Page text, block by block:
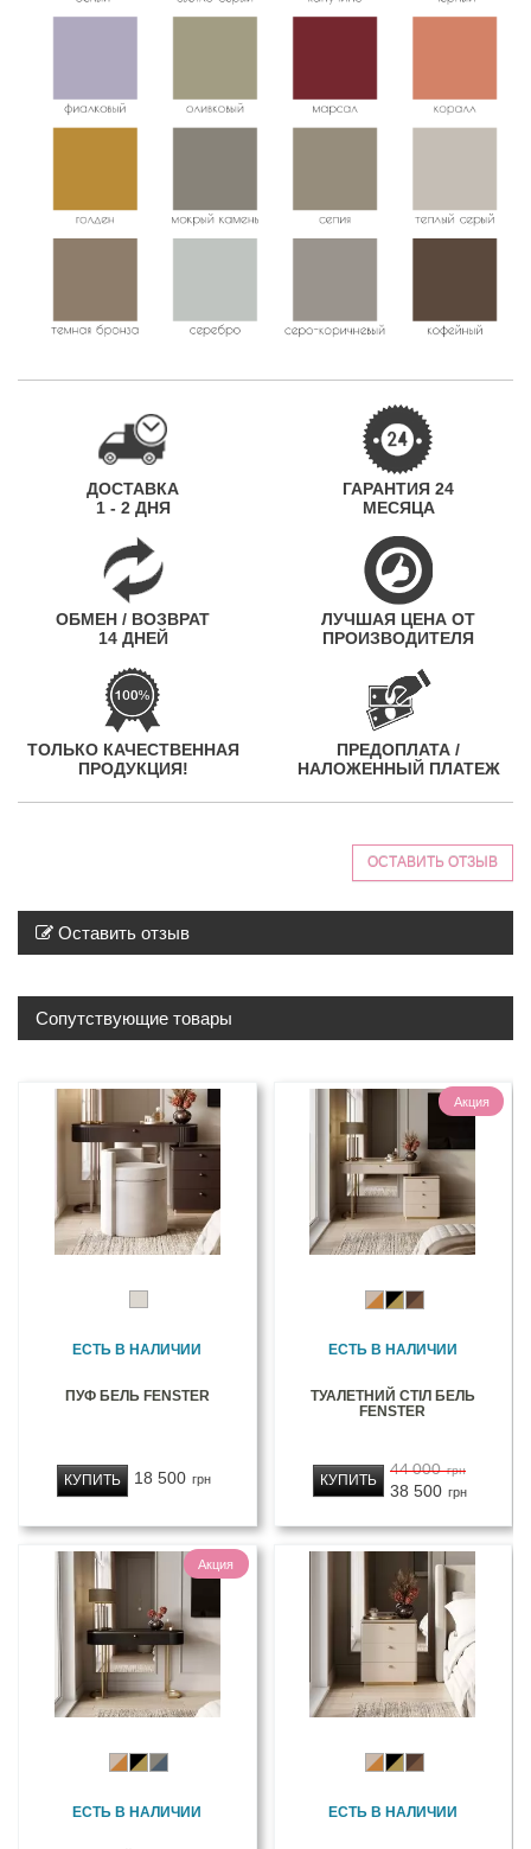
ДОСТАВКА
1 - 2 ДНЯ
ГАРАНТИЯ 24
МЕСЯЦА
ОБМЕН / ВОЗВРАТ
14 ДНЕЙ
ЛУЧШАЯ ЦЕНА ОТ
ПРОИЗВОДИТЕЛЯ
ТОЛЬКО КАЧЕСТВЕННАЯ
ПРОДУКЦИЯ!
ПРЕДОПЛАТА /
НАЛОЖЕННЫЙ ПЛАТЕЖ
ОСТАВИТЬ ОТЗЫВ
Оставить отзыв
Сопутствующие товары
ЕСТЬ В НАЛИЧИИ
ПУФ БЕЛЬ FENSTER
18 500 грн
КУПИТЬ
Акция
ЕСТЬ В НАЛИЧИИ
ТУАЛЕТНИЙ СТІЛ БЕЛЬ
FENSTER
44 000 грн
38 500 грн
КУПИТЬ
Акция
ЕСТЬ В НАЛИЧИИ ЕСТЬ В НАЛИЧИИ